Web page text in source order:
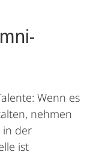
Wenn es
nehmen
in der
ist